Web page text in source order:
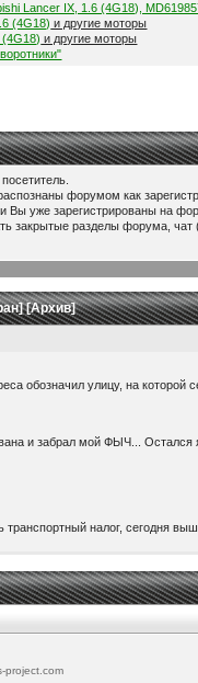
Lancer IX, 1.6 (4G18),
(4G18) и другие моторы
(4G18) и другие моторы
форумом как
Вы уже зарегистрированы на
закрытые разделы форума,
] [Архив]
обозначил улицу, на
и забрал мой ФЫЧ... Остался
транспортный налог, сегодня
-https://www.drom.ru/world/
время )))
есть время-желание, всем
project.com